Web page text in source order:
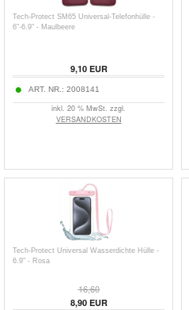
Tech-Protect SM65 Universal-Telefonhülle -
6"-6.9" - Maulbeere
9,10EUR
ART. NR.: 2008141
inkl. 20 % MwSt. zzgl.
VERSANDKOSTEN
Tech-Protect Universal Wasserdichte Hülle -
6.9" - Rosa
16,60
8,90EUR